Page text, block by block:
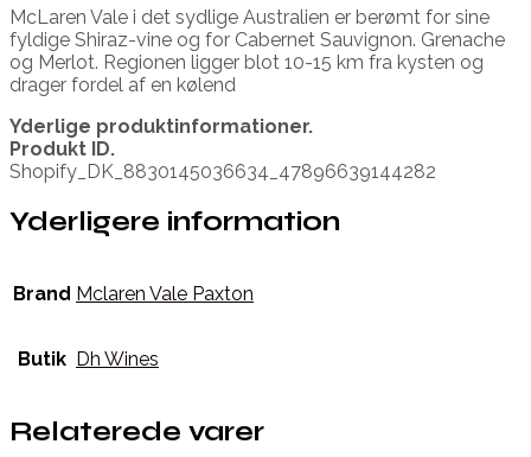
McLaren Vale i det sydlige Australien er berømt for sine
fyldige Shiraz-vine og for Cabernet Sauvignon. Grenache
og Merlot. Regionen ligger blot 10-15 km fra kysten og
drager fordel af en kølend
Yderlige produktinformationer.
Produkt ID.
Shopify_DK_8830145036634_47896639144282
Yderligere information
Brand Mclaren Vale Paxton
Butik Dh Wines
Relaterede varer